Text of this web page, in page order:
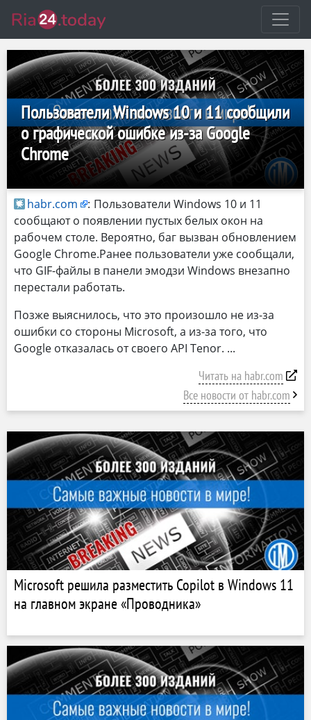
Пользователи Windows 10 и 11 сообщили
о графической ошибке из-за Google
Chrome
habr.com : Пользователи Windows 10 и 11
сообщают о появлении пустых белых окон на
рабочем столе. Вероятно, баг вызван обновлением
Google Chrome.Ранее пользователи уже сообщали,
что GIF-файлы в панели эмодзи Windows внезапно
перестали работать.
Позже выяснилось, что это произошло не из-за
ошибки со стороны Microsoft, а из-за того, что
Google отказалась от своего API Tenor.
Читать на habr.com
Все новости от habr.com
Microsoft решила разместить Copilot в Windows 11
на главном экране «Проводника»